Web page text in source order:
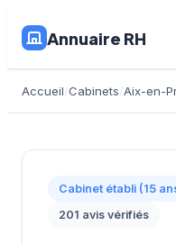
Annuaire RH
Accueil Cabinets Aix-en-
Cabinet établi (15
201 avis vérifiés